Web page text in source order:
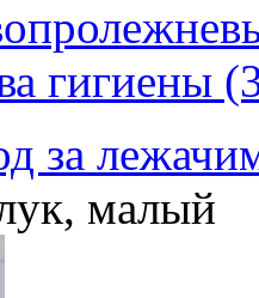
гигиены
за
малый